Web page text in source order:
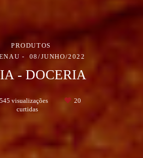
PRODUTOS
08/JUNHO/2022
- DOCERIA
545 visualizações
20
curtidas